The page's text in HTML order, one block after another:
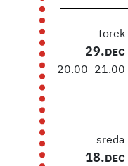
torek
29. DEC
20.00–21.00
sreda
18. DEC